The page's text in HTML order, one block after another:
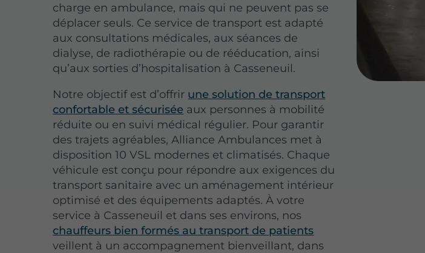
charge en ambulance, mais qui ne peuvent pas se
déplacer seuls. Ce service de transport est adapté
aux consultations médicales, aux séances de
dialyse, de radiothérapie ou de rééducation, ainsi
qu’aux sorties d’hospitalisation à Casseneuil.
Notre objectif est d’offrir une solution de transport
confortable et sécurisée aux personnes à mobilité
réduite ou en suivi médical régulier. Pour garantir
des trajets agréables, Alliance Ambulances met à
disposition 10 VSL modernes et climatisés. Chaque
véhicule est conçu pour répondre aux exigences du
transport sanitaire avec un aménagement intérieur
optimisé et des équipements adaptés. À votre
service à Casseneuil et dans ses environs, nos
chauffeurs bien formés au transport de patients
veillent à un accompagnement bienveillant, dans